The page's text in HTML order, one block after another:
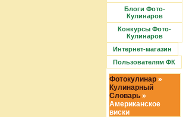
Блоги Фото-
Кулинаров
Конкурсы Фото-
Кулинаров
Интернет-магазин
Пользователям ФК
Фотокулинар »
Кулинарный
Словарь »
Американское
виски